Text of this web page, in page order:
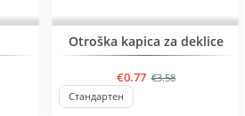
BESTSELLER
Otroška kapica za deklice
€0.77 €3.58
Стандартен